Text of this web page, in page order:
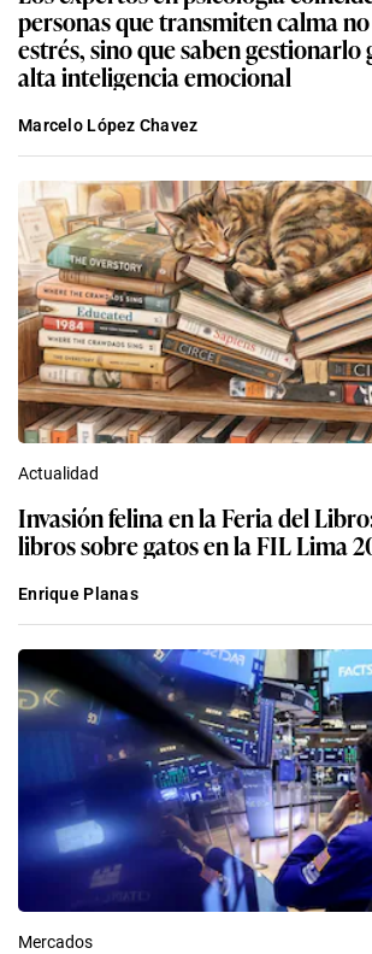
personas que transmiten calma
estrés, sino que saben gestionarlo
alta inteligencia emocional
Marcelo López Chavez
Actualidad
Invasión felina en la Feria del
libros sobre gatos en la FIL Lima
Enrique Planas
Mercados